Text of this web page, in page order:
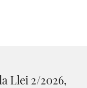
Llei 2/2026,